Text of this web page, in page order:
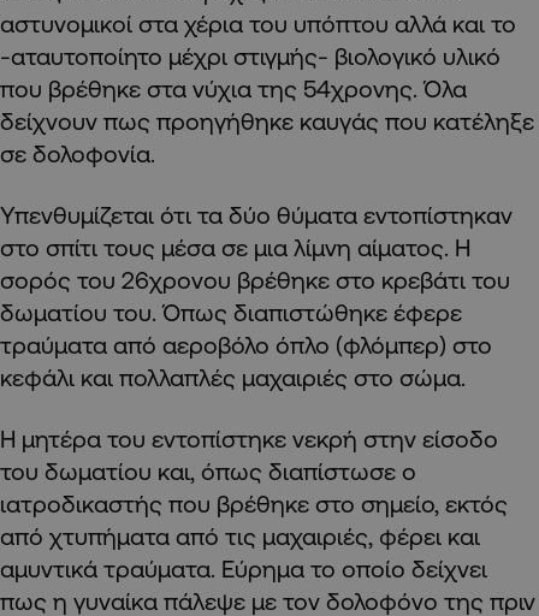
αστυνομικοί στα χέρια του υπόπτου αλλά και το
-αταυτοποίητο μέχρι στιγμής- βιολογικό υλικό
που βρέθηκε στα νύχια της 54χρονης. Όλα
δείχνουν πως προηγήθηκε καυγάς που κατέληξε
σε δολοφονία.
Υπενθυμίζεται ότι τα δύο θύματα εντοπίστηκαν
στο σπίτι τους μέσα σε μια λίμνη αίματος. Η
σορός του 26χρονου βρέθηκε στο κρεβάτι του
δωματίου του. Όπως διαπιστώθηκε έφερε
τραύματα από αεροβόλο όπλο (φλόμπερ) στο
κεφάλι και πολλαπλές μαχαιριές στο σώμα.
Η μητέρα του εντοπίστηκε νεκρή στην είσοδο
του δωματίου και, όπως διαπίστωσε ο
ιατροδικαστής που βρέθηκε στο σημείο, εκτός
από χτυπήματα από τις μαχαιριές, φέρει και
αμυντικά τραύματα. Εύρημα το οποίο δείχνει
πως η γυναίκα πάλεψε με τον δολοφόνο της πριν